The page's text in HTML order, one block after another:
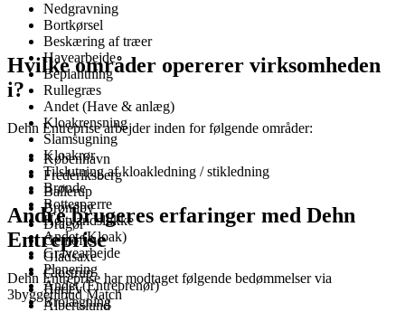
Nedgravning
Bortkørsel
Beskæring af træer
Havearbejde
Beplantning
Rullegræs
Andet (Have & anlæg)
Kloakrensning
Slamsugning
Kloakrør
Tilslutning af kloakledning / stikledning
Brønde
Rottespærre
Højtvandslukke
Andet (Kloak)
Gravearbejde
Planering
Andet (Entreprenør)
Brolægning
Hvilke områder opererer virksomheden
i?
Dehn Entreprise arbejder inden for følgende områder:
København
Frederiksberg
Ballerup
Brøndby
Dragør
Gentofte
Gladsaxe
Glostrup
Herlev
Albertslund
Andre brugeres erfaringer med Dehn
Entreprise
Dehn Entreprise har modtaget følgende bedømmelser via
3byggetilbud Match